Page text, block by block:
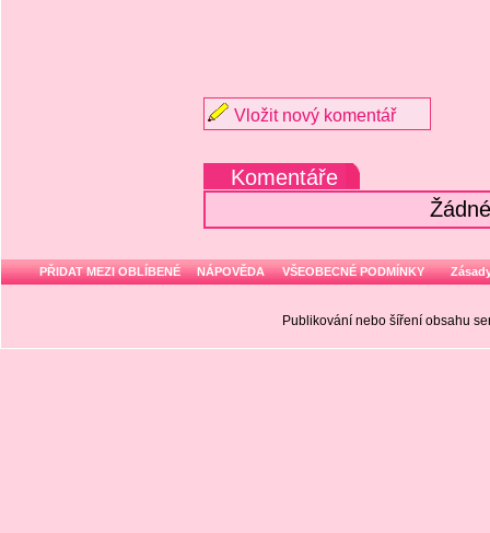
Vložit nový komentář
Komentáře
PŘIDAT MEZI OBLÍBENÉ NÁPOVĚDA VŠEOBECNÉ PODMÍNKY
Publikování nebo šíření obsahu